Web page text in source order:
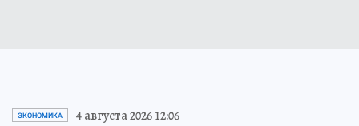
ЭКОНОМИКА 4 августа 2026 12:06